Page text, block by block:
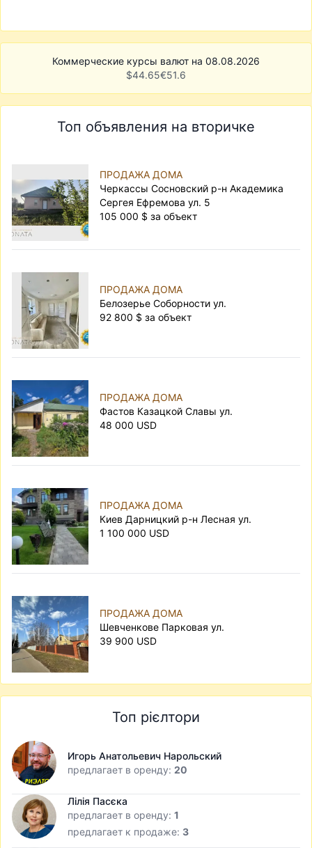
Коммерческие курсы валют на 08.08.2026
$44.65€51.6
Топ объявления на вторичке
ПРОДАЖА ДОМА
Черкассы Сосновский р-н Академика
Сергея Ефремова ул. 5
105 000 $ за объект
ПРОДАЖА ДОМА
Белозерье Соборности ул.
92 800 $ за объект
ПРОДАЖА ДОМА
Фастов Казацкой Славы ул.
48 000 USD
ПРОДАЖА ДОМА
Киев Дарницкий р-н Лесная ул.
1 100 000 USD
ПРОДАЖА ДОМА
Шевченкове Парковая ул.
39 900 USD
Топ рієлтори
Игорь Анатольевич Нарольский
предлагает в оренду: 20
Лілія Пасєка
предлагает в оренду: 1
предлагает к продаже: 3